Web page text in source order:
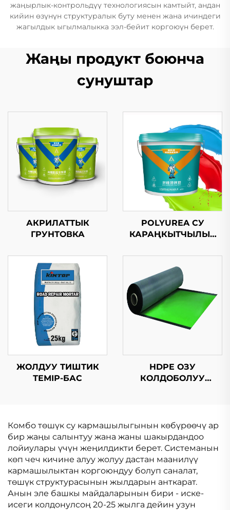
жаңырлык-контрольдүү технологиясын камтыйт, андан
кийин өзүнүн структуралык буту менен жана ичиндеги
жагылдык ыгылмалыкка ээл-бейит коргоюүн берет.
Жаңы продукт боюнча
сунуштар
АКРИЛАТТЫК
ГРУНТОВКА
POLYUREA СУ
КАРАҢКЫТЧЫЛЫК
ЖОЛДУУ ТИШТИК
ТЕМІР-БАС
HDPE ОЗУ
КОЛДОБОЛУУ
МЕМБРАНАСЫ
Комбо төшүк су кармашылыгынын көбүрөөчү ар
бир жаңы салынтуу жана жаны шакырдандоо
лойиулары үчүн жеңилдикти берет. Системанын
көп чеч кичине алуу жолуу дастан маанилүү
кармашылыктан коргоюндуу болуп саналат,
төшүк структурасынын жылдарын анткарат.
Анын эле башкы майдаларынын бири - иске-
исеги колдонулсоң 20-25 жылга дейин узун